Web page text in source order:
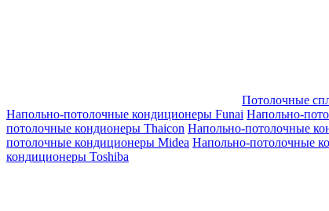
Потолочные
Напольно-потолочные кондиционеры Funai Напольно-
потолочные кондионеры Thaicon Напольно-потолочные
потолочные кондиционеры Midea Напольно-потолочные
кондиционеры Toshiba